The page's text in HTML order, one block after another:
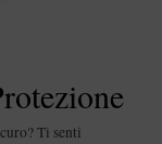
Ti senti